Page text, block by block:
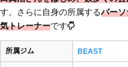
す。さらに自身の所属するパー
気トレーナーです
所属ジム BEAST